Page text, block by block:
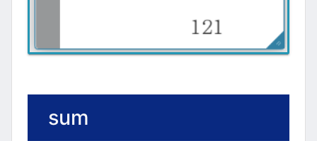
sum